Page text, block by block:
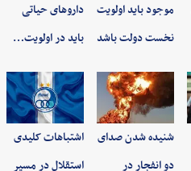
موجود باید اولویت
نخست دولت باشد
داروهای حیاتی
باید در اولویت…
شنیده شدن صدای
دو انفجار در
اشتباهات کلیدی
استقلال در مسیر